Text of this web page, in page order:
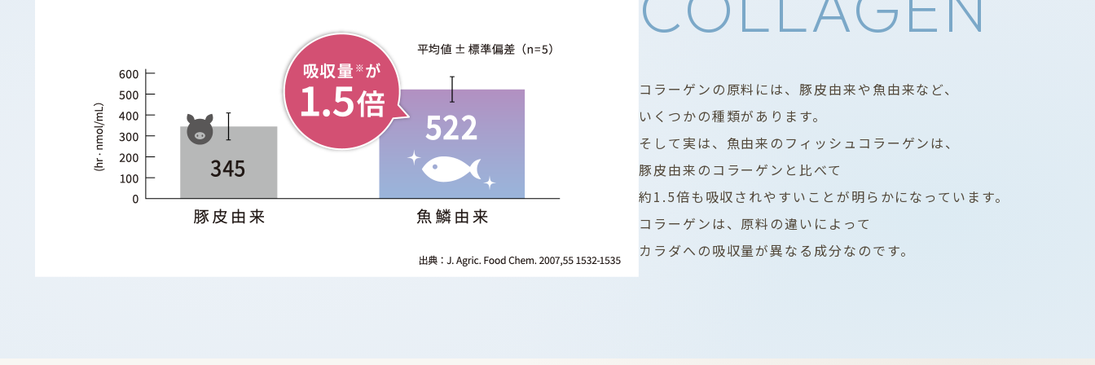
コラーゲンの原料には、豚皮由来や魚由来など、
いくつかの種類があります。
そして実は、魚由来のフィッシュコラーゲンは、
豚皮由来のコラーゲンと比べて
約1.5倍も吸収されやすいことが明らかになっています。
コラーゲンは、原料の違いによって
カラダへの吸収量が異なる成分なのです。